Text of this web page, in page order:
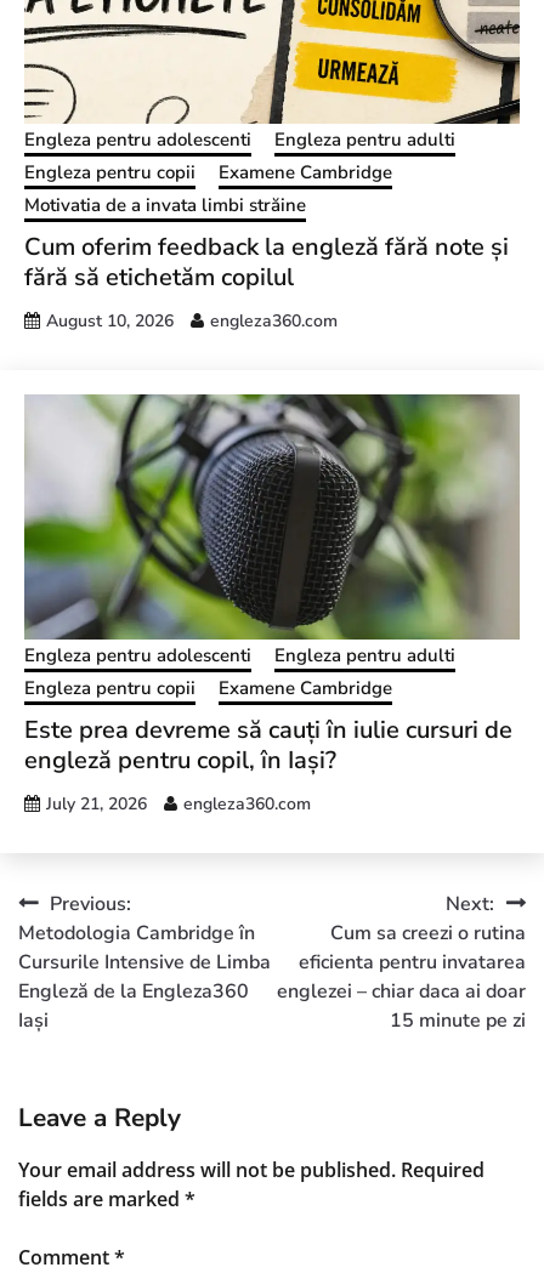
Engleza pentru adolescenti
Engleza pentru adulti
Engleza pentru copii
Examene Cambridge
Motivatia de a invata limbi străine
Cum oferim feedback la engleză fără note și
fără să etichetăm copilul
August 10, 2026 engleza360.com
Engleza pentru adolescenti
Engleza pentru adulti
Engleza pentru copii
Examene Cambridge
Este prea devreme să cauți în iulie cursuri de
engleză pentru copil, în Iași?
July 21, 2026 engleza360.com
Previous:
Metodologia Cambridge în
Cursurile Intensive de Limba
Engleză de la Engleza360
Iași
Next:
Cum sa creezi o rutina
eficienta pentru invatarea
englezei – chiar daca ai doar
15 minute pe zi
Leave a Reply
Your email address will not be published. Required
fields are marked *
Comment*